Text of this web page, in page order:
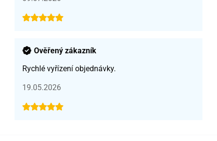
Ověřený zákazník
Rychlé vyřízení objednávky.
19.05.2026